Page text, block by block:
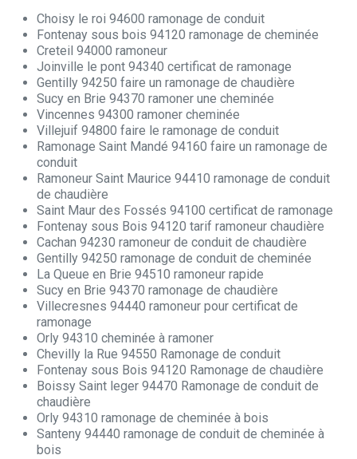
Choisy le roi 94600 ramonage de conduit
Fontenay sous bois 94120 ramonage de cheminée
Creteil 94000 ramoneur
Joinville le pont 94340 certificat de ramonage
Gentilly 94250 faire un ramonage de chaudière
Sucy en Brie 94370 ramoner une cheminée
Vincennes 94300 ramoner cheminée
Villejuif 94800 faire le ramonage de conduit
Ramonage Saint Mandé 94160 faire un ramonage de
conduit
Ramoneur Saint Maurice 94410 ramonage de conduit
de chaudière
Saint Maur des Fossés 94100 certificat de ramonage
Fontenay sous Bois 94120 tarif ramoneur chaudière
Cachan 94230 ramoneur de conduit de chaudière
Gentilly 94250 ramonage de conduit de cheminée
La Queue en Brie 94510 ramoneur rapide
Sucy en Brie 94370 ramonage de chaudière
Villecresnes 94440 ramoneur pour certificat de
ramonage
Orly 94310 cheminée à ramoner
Chevilly la Rue 94550 Ramonage de conduit
Fontenay sous Bois 94120 Ramonage de chaudière
Boissy Saint leger 94470 Ramonage de conduit de
chaudière
Orly 94310 ramonage de cheminée à bois
Santeny 94440 ramonage de conduit de cheminée à
bois